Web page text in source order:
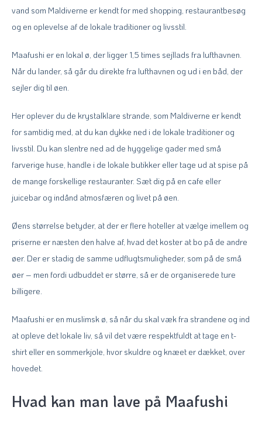
vand som Maldiverne er kendt for med shopping, restaurantbesøg
og en oplevelse af de lokale traditioner og livsstil.
Maafushi er en lokal ø, der ligger 1,5 times sejllads fra lufthavnen.
Når du lander, så går du direkte fra lufthavnen og ud i en båd, der
sejler dig til øen.
Her oplever du de krystalklare strande, som Maldiverne er kendt
for samtidig med, at du kan dykke ned i de lokale traditioner og
livsstil. Du kan slentre ned ad de hyggelige gader med små
farverige huse, handle i de lokale butikker eller tage ud at spise på
de mange forskellige restauranter. Sæt dig på en cafe eller
juicebar og indånd atmosfæren og livet på øen.
Øens størrelse betyder, at der er flere hoteller at vælge imellem og
priserne er næsten den halve af, hvad det koster at bo på de andre
øer. Der er stadig de samme udflugtsmuligheder, som på de små
øer – men fordi udbuddet er større, så er de organiserede ture
billigere.
Maafushi er en muslimsk ø, så når du skal væk fra strandene og ind
at opleve det lokale liv, så vil det være respektfuldt at tage en t-
shirt eller en sommerkjole, hvor skuldre og knæet er dækket, over
hovedet.
Hvad kan man lave på Maafushi